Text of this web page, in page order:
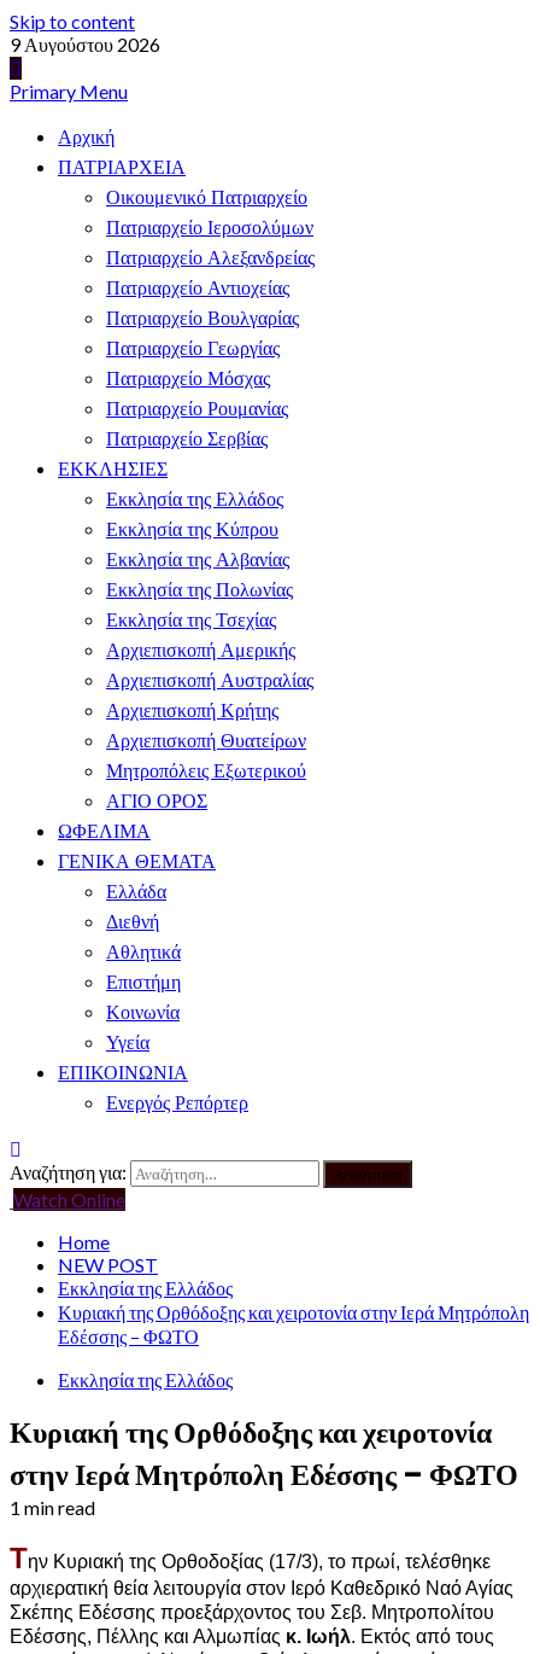
Skip to content
9 Αυγούστου 2026
Primary Menu
Αρχική
ΠΑΤΡΙΑΡΧΕΙΑ
Οικουμενικό Πατριαρχείο
Πατριαρχείο Ιεροσολύμων
Πατριαρχείο Αλεξανδρείας
Πατριαρχείο Αντιοχείας
Πατριαρχείο Βουλγαρίας
Πατριαρχείο Γεωργίας
Πατριαρχείο Μόσχας
Πατριαρχείο Ρουμανίας
Πατριαρχείο Σερβίας
ΕΚΚΛΗΣΙΕΣ
Εκκλησία της Ελλάδος
Εκκλησία της Κύπρου
Εκκλησία της Αλβανίας
Εκκλησία της Πολωνίας
Εκκλησία της Τσεχίας
Αρχιεπισκοπή Αμερικής
Αρχιεπισκοπή Αυστραλίας
Αρχιεπισκοπή Κρήτης
Αρχιεπισκοπή Θυατείρων
Μητροπόλεις Εξωτερικού
ΑΓΙΟ ΟΡΟΣ
ΩΦΕΛΙΜΑ
ΓΕΝΙΚΑ ΘΕΜΑΤΑ
Ελλάδα
Διεθνή
Αθλητικά
Επιστήμη
Κοινωνία
Υγεία
ΕΠΙΚΟΙΝΩΝΙΑ
Ενεργός Ρεπόρτερ
Αναζήτηση για:
Watch Online
Home
NEW POST
Εκκλησία της Ελλάδος
Κυριακή της Ορθόδοξης και χειροτονία στην Ιερά Μητρόπολη
Εδέσσης – ΦΩΤΟ
Εκκλησία της Ελλάδος
Κυριακή της Ορθόδοξης και χειροτονία
στην Ιερά Μητρόπολη Εδέσσης – ΦΩΤΟ
1 min read
Την Κυριακή της Ορθοδοξίας (17/3), το πρωί, τελέσθηκε
αρχιερατική θεία λειτουργία στον Ιερό Καθεδρικό Ναό Αγίας
Σκέπης Εδέσσης προεξάρχοντος του Σεβ. Μητροπολίτου
Εδέσσης, Πέλλης και Αλμωπίας κ. Ιωήλ. Εκτός από τους